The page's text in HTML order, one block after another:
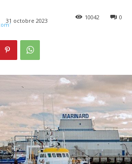
31 octobre 2023 0
10042